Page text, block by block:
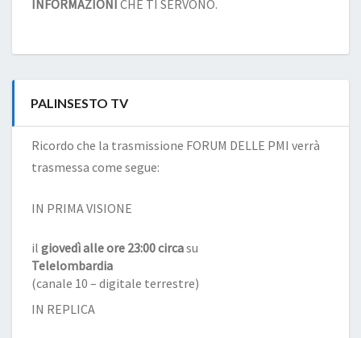
INFORMAZIONI CHE TI SERVONO.
PALINSESTO TV
Ricordo che la trasmissione FORUM DELLE PMI verrà
trasmessa come segue:
IN PRIMA VISIONE
il giovedì alle ore 23:00 circasu
Telelombardia
(canale 10 – digitale terrestre)
IN REPLICA